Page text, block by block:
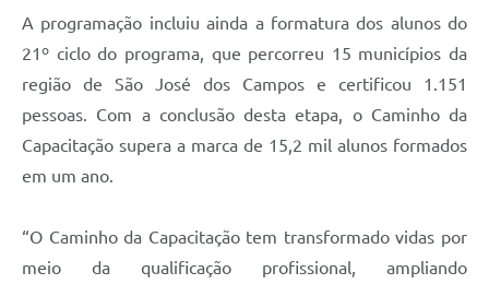
A programação incluiu ainda a formatura dos alunos do
21º ciclo do programa, que percorreu 15 municípios da
região de São José dos Campos e certificou 1.151
pessoas. Com a conclusão desta etapa, o Caminho da
Capacitação supera a marca de 15,2 mil alunos formados
em um ano.
“O Caminho da Capacitação tem transformado vidas por
meio da qualificação profissional, ampliando